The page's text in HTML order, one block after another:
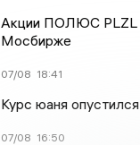
Акции ПОЛЮС PLZL
Мосбирже
07/08 18:41
Курс юаня
07/08 16:50